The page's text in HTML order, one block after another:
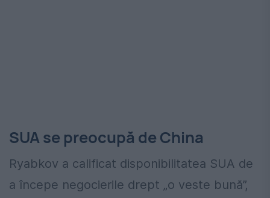
SUA se preocupă de China
Ryabkov a calificat disponibilitatea SUA de
a începe negocierile drept „o veste bună”,